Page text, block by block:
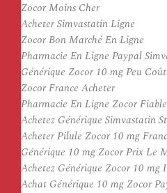
Zocor Moins Cher
Acheter Simvastatin Ligne
Zocor Bon Marché En Ligne
Pharmacie En Ligne Paypal
Générique Zocor 10 mg Peu
Zocor France Acheter
Pharmacie En Ligne Zocor Fiable
Achetez Générique Simvastatin
Acheter Pilule Zocor 10 mg
Générique 10 mg Zocor Prix Le
Achetez Générique Zocor 10 mg
Achat Générique 10 mg Zocor